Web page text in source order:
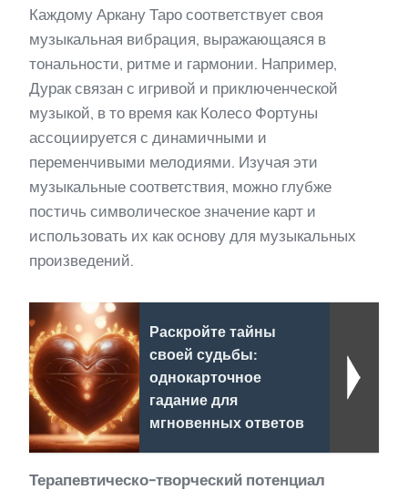
Каждому Аркану Таро соответствует своя
музыкальная вибрация, выражающаяся в
тональности, ритме и гармонии. Например,
Дурак связан с игривой и приключенческой
музыкой, в то время как Колесо Фортуны
ассоциируется с динамичными и
переменчивыми мелодиями. Изучая эти
музыкальные соответствия, можно глубже
постичь символическое значение карт и
использовать их как основу для музыкальных
произведений.
Раскройте тайны
своей судьбы:
однокарточное
гадание для
мгновенных ответов
Терапевтическо-творческий потенциал